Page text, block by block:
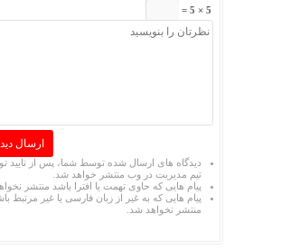
5 × 5 =
دیدگاه های ارسال شده توسط شما، پس از تایید
تیم مدیریت در وب منتشر خواهد شد.
پیام هایی که حاوی تهمت یا افترا باشد منتشر
پیام هایی که به غیر از زبان فارسی یا غیر مرتبط
منتشر نخواهد شد.